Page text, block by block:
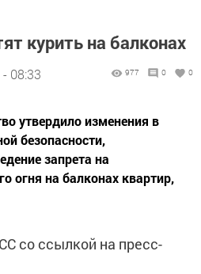
курить на балконах
08:33 977 0 0
утвердило изменения в
безопасности,
запрета на
огня на балконах квартир,
со ссылкой на пресс-